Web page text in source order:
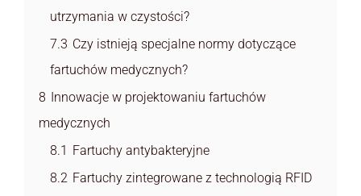
utrzymania w czystości?
7.3 Czy istnieją specjalne normy dotyczące
fartuchów medycznych?
8
Innowacje w projektowaniu fartuchów
medycznych
8.1
Fartuchy antybakteryjne
8.2 Fartuchy zintegrowane z technologią RFID